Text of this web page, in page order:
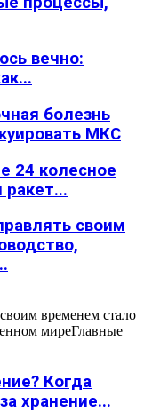
вечно:
болезнь
МКС
24 колесное
своим
временем стало
миреГлавные
Когда
хранение...